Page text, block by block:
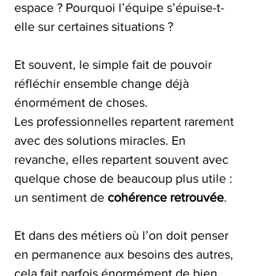
espace ? Pourquoi l’équipe s’épuise-t-
elle sur certaines situations ?
Et souvent, le simple fait de pouvoir
réfléchir ensemble change déjà
énormément de choses.
Les professionnelles repartent rarement
avec des solutions miracles. En
revanche, elles repartent souvent avec
quelque chose de beaucoup plus utile :
un sentiment de cohérence retrouvée.
Et dans des métiers où l’on doit penser
en permanence aux besoins des autres,